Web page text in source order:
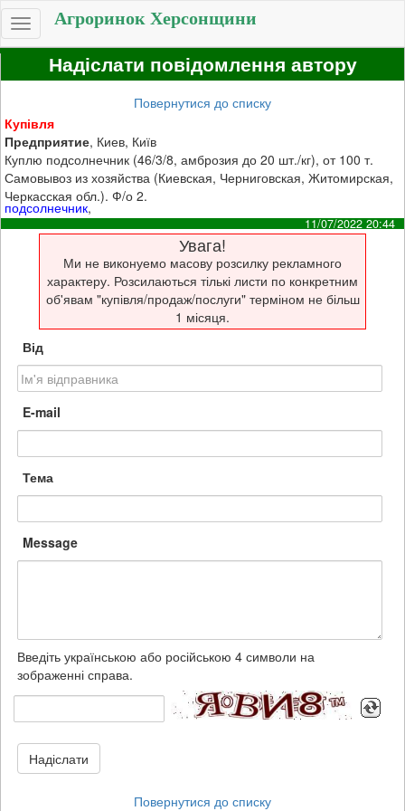
Toggle
navigation
Агроринок Херсонщини
Надіслати повідомлення автору
Повернутися до списку
Купівля
Предприятие, Киев, Київ
Куплю подсолнечник (46/3/8, амброзия до 20 шт./кг), от 100 т.
Самовывоз из хозяйства (Киевская, Черниговская, Житомирская,
Черкасская обл.). Ф/о 2.
подсолнечник,
11/07/2022 20:44
Увага!
Ми не виконуемо масову розсилку рекламного
характеру. Розсилаються тількі листи по конкретним
об'явам "купівля/продаж/послуги" терміном не більш
1 місяця.
Від
E-mail
Тема
Message
Введіть українською або російською 4 символи на
зображенні справа.
Надіслати
Повернутися до списку